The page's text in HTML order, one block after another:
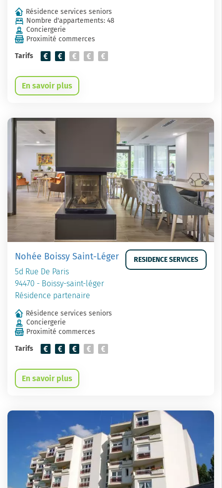
Résidence services seniors
Nombre d'appartements: 48
Conciergerie
Proximité commerces
Tarifs
En savoir plus
Nohée Boissy Saint-Léger
5d Rue De Paris
94470 - Boissy-saint-léger
Résidence partenaire
RESIDENCE SERVICES
Résidence services seniors
Conciergerie
Proximité commerces
Tarifs
En savoir plus